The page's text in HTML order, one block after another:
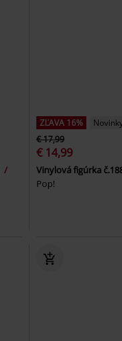
ZĽAVA 16%
€ 17,99
€ 14,99
Vinylová figúrka
Pop!